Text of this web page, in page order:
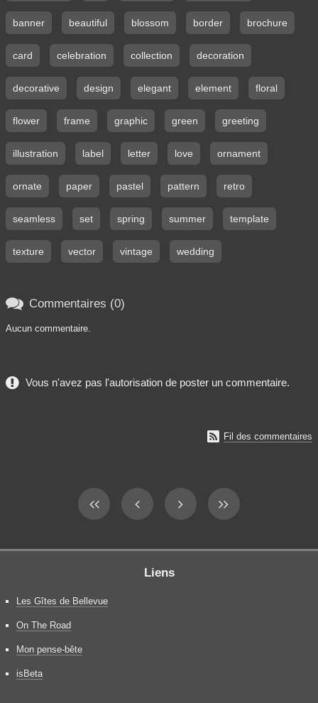
banner beautiful blossom border brochure
card celebration collection decoration
decorative design elegant element floral
flower frame graphic green greeting
illustration label letter love ornament
ornate paper pastel pattern retro
seamless set spring summer template
texture vector vintage wedding
 Commentaires (0)
Aucun commentaire.
Vous n'avez pas l'autorisation de poster un commentaire.
 Fil des commentaires
Liens
Les Gîtes de Bellevue
On The Road
Mon pense-bête
isBeta